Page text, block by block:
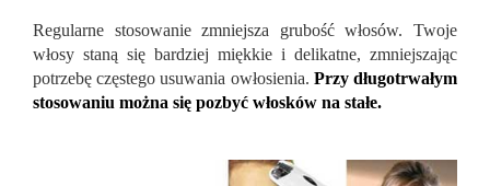
Regularne stosowanie zmniejsza grubość włosów. Twoje
włosy staną się bardziej miękkie i delikatne, zmniejszając
potrzebę częstego usuwania owłosienia. Przy długotrwałym
stosowaniu można się pozbyć włosków na stałe.